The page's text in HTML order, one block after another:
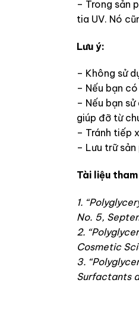
– Trong sản
tia UV. Nó
Lưu ý:
– Không sử
– Nếu bạn
– Nếu bạn
giúp đỡ từ
– Tránh tiếp
– Lưu trữ
Tài liệu
1.
No. 5,
2.
Cosmetic
3.
Surfactants